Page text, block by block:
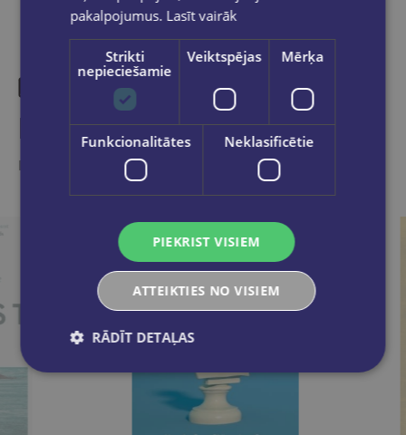
Līdzīgas preces
Ieskaties, varbūt noder
pakalpojumus. Lasīt vairāk
Strikti
nepieciešamie
Veiktspējas Mērķa
Funkcionalitātes Neklasificētie
PIEKRIST VISIEM
ATTEIKTIES NO VISIEM
RĀDĪT DETAĻAS